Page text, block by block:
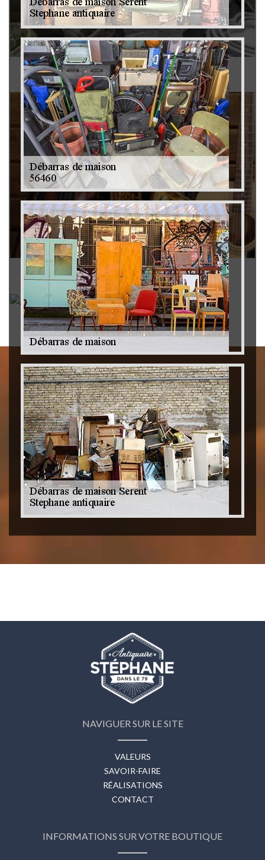
Brocanteur 79
Rachat instrument de musique 79
Achat antiquité 79
NAVIGUER SUR LE SITE
VALEURS
SAVOIR-FAIRE
RÉALISATIONS
CONTACT
INFORMATIONS SUR VOTRE BOUTIQUE